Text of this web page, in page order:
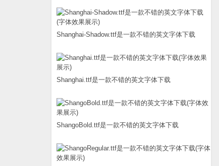
Shanghai-Shadow.ttf是一款不错的英文字体下载
Shanghai.ttf是一款不错的英文字体下载
ShangoBold.ttf是一款不错的英文字体下载